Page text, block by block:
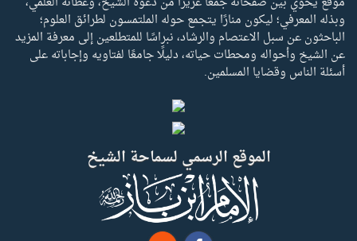
وبذله المعرفي؛ ليكون منارًا يتجمع حوله الملتمسون لطرائق العلوم؛
الباحثون عن سبل الاعتصام والرشاد، نبراسًا للمتطلعين إلى معرفة المزيد
عن الشيخ وأحواله ومحطات حياته، دليلًا جامعًا لفتاويه وإجاباته على
أسئلة الناس وقضايا المسلمين.
الموقع الرسمي لسماحة الشيخ